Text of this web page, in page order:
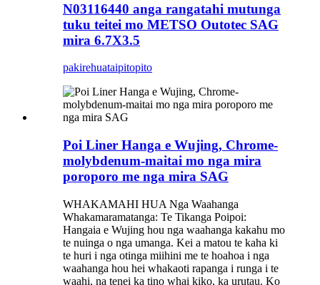
N03116440 anga rangatahi mutunga
tuku teitei mo METSO Outotec SAG
mira 6.7X3.5
pakirehuataipitopito
Poi Liner Hanga e Wujing, Chrome-
molybdenum-maitai mo nga mira
poroporo me nga mira SAG
WHAKAMAHI HUA Nga Waahanga
Whakamaramatanga: Te Tikanga Poipoi:
Hangaia e Wujing hou nga waahanga kakahu mo
te nuinga o nga umanga. Kei a matou te kaha ki
te huri i nga otinga miihini me te hoahoa i nga
waahanga hou hei whakaoti rapanga i runga i te
waahi, na tenei ka tino whai kiko, ka urutau. Ko